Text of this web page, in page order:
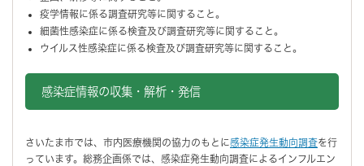
疫学情報に係る調査研究等に関すること。
細菌性感染症に係る検査及び調査研究等に関すること。
ウイルス性感染症に係る検査及び調査研究等に関すること。
感染症情報の収集・解析・発信
さいたま市では、市内医療機関の協力のもとに感染症発生動向調査を行
っています。総務企画係では、感染症発生動向調査によるインフルエン